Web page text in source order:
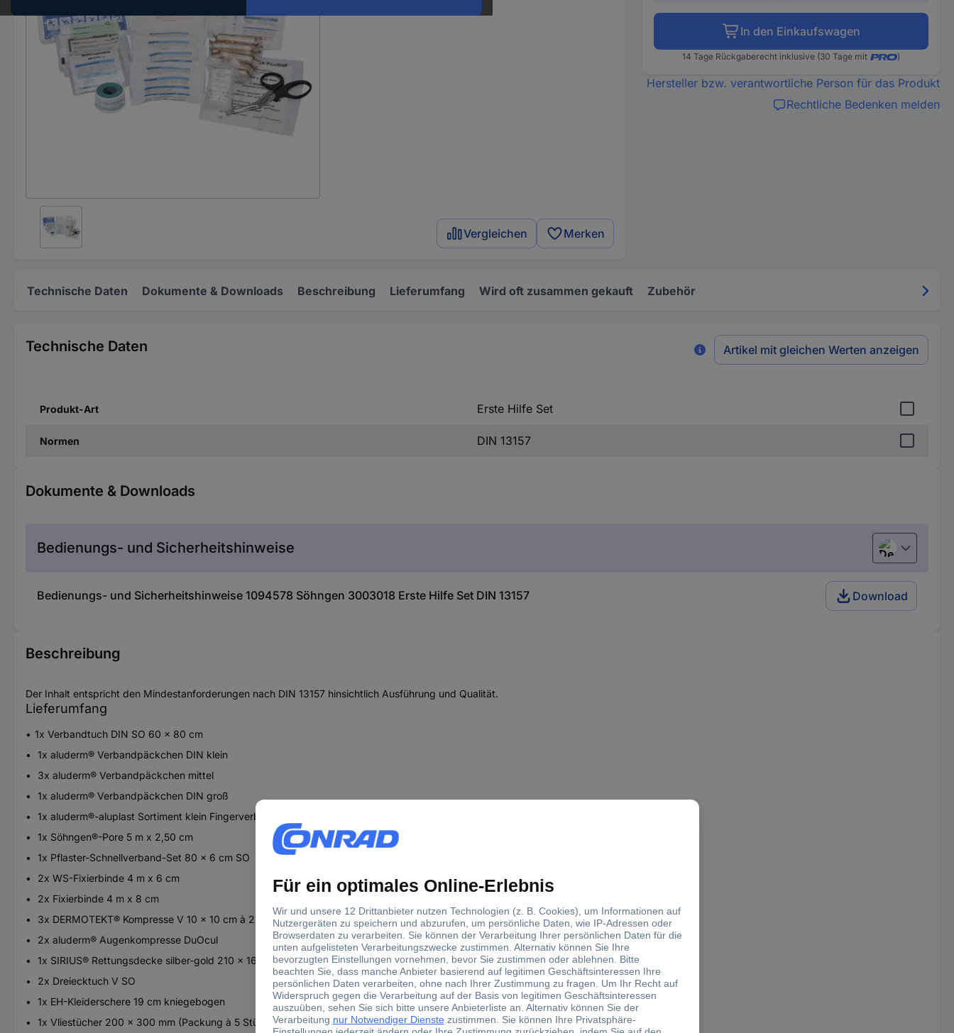
Vergleichen Merken
In den Einkaufswagen
14 Tage Rückgaberecht inklusive (30 Tage mit )
Hersteller bzw. verantwortliche Person für das Produkt
Rechtliche Bedenken melden
Technische Daten Dokumente & Downloads Beschreibung Lieferumfang Wird oft zusammen gekauft Zubehör
Technische Daten Artikel mit gleichen Werten anzeigen
Produkt-Art Erste Hilfe Set
Normen DIN 13157
Dokumente & Downloads
Bedienungs- und Sicherheitshinweise Deutsch
Bedienungs- und Sicherheitshinweise 1094578 Söhngen 3003018 Erste Hilfe Set DIN 13157 Download
Beschreibung
Der Inhalt entspricht den Mindestanforderungen nach DIN 13157 hinsichtlich Ausführung und Qualität.
Lieferumfang
1x Verbandtuch DIN SO 60 x 80 cm
1x aluderm® Verbandpäckchen DIN klein
3x aluderm® Verbandpäckchen mittel
1x aluderm® Verbandpäckchen DIN groß
1x aluderm®-aluplast Sortiment klein Fingerverband
1x Söhngen®-Pore 5 m x 2,50 cm
1x Pflaster-Schnellverband-Set 80 x 6 cm SO
2x WS-Fixierbinde 4 m x 6 cm
2x Fixierbinde 4 m x 8 cm
3x DERMOTEKT® Kompresse V 10 x 10 cm à 2 Stück
2x aluderm® Augenkompresse DuOcul
1x SIRIUS® Rettungsdecke silber-gold 210 x 160 cm
2x Dreiecktuch V SO
1x EH-Kleiderschere 19 cm kniegebogen
1x Vliestücher 200 x 300 mm (Packung à 5 Stück)